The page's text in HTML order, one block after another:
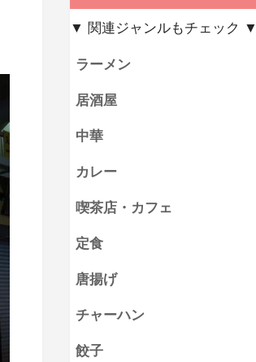
▼ 関連ジャンルもチェック ▼
ラーメン
居酒屋
中華
カレー
喫茶店・カフェ
定食
唐揚げ
チャーハン
餃子